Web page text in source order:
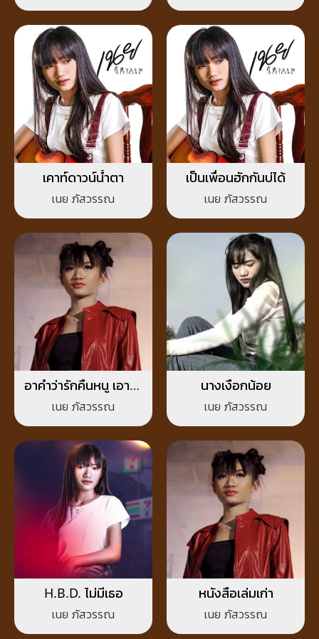
เคาท์ดาวน์น้ำตา
เนย ภัสวรรณ
เป็นเพื่อนฮักกันบ่ได้
เนย ภัสวรรณ
อาคำว่ารักคืนหนู เอาคำ
ว่าชู้คืนไป
เนย ภัสวรรณ
นางเงือกน้อย
เนย ภัสวรรณ
H.B.D. ไม่มีเธอ
เนย ภัสวรรณ
หนังสือเล่มเก่า
เนย ภัสวรรณ